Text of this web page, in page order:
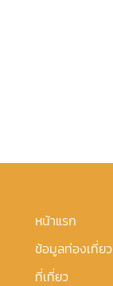
หน้าแรก
ข้อมูลท่องเที่ยว
ที่เที่ยว